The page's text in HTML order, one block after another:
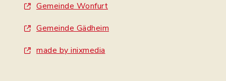
Gemeinde Wonfurt
Gemeinde Gädheim
made by inixmedia